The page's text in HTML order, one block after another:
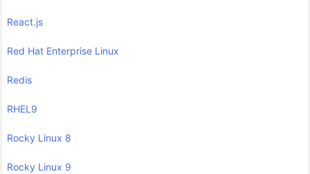
React.js
Red Hat Enterprise Linux
Redis
RHEL9
Rocky Linux 8
Rocky Linux 9